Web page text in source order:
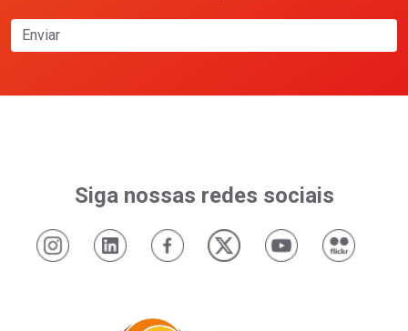
Enviar
Siga nossas redes sociais